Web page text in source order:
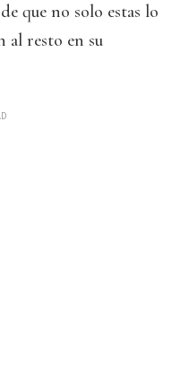
que no solo estas lo
al resto en su